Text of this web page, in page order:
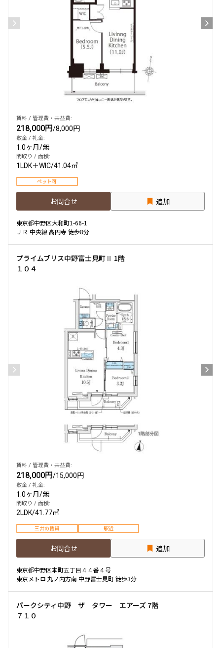
駅から徒歩
1分以内
5分以内
15分以内
当社限定物件
専任物件
三井の賃貸物件
申込無し物件のみ表示
ペット可・相談
楽器可・相談
入居可能日
設定する
検索対象お部屋数
222件
お部屋を再検索
賃料 / 管理費・共益費:
218,000円/8,000円
敷金 / 礼金:
1.0ヶ月/無
間取り / 面積:
1LDK＋WIC/41.04㎡
ペット可
お問合せ 追加
東京都中野区大和町1-66-1
ＪＲ 中央線 高円寺 徒歩8分
プライムブリス中野富士見町Ⅱ 1階
１０４
賃料 / 管理費・共益費:
218,000円/15,000円
敷金 / 礼金:
1.0ヶ月/無
間取り / 面積:
2LDK/41.77㎡
三井の賃貸 駅近
お問合せ 追加
東京都中野区本町五丁目４４番４号
東京メトロ 丸ノ内方南 中野富士見町 徒歩3分
パークシティ中野 ザ タワー エアーズ 7階
７１０